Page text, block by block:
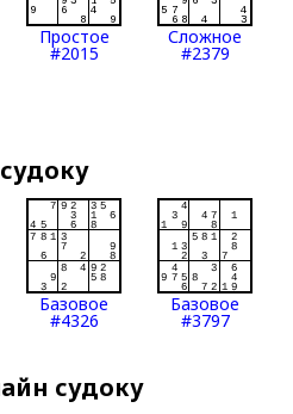
Простое
#2015
Сложное
#2379
Базовое
#4326
Базовое
#3797
судоку